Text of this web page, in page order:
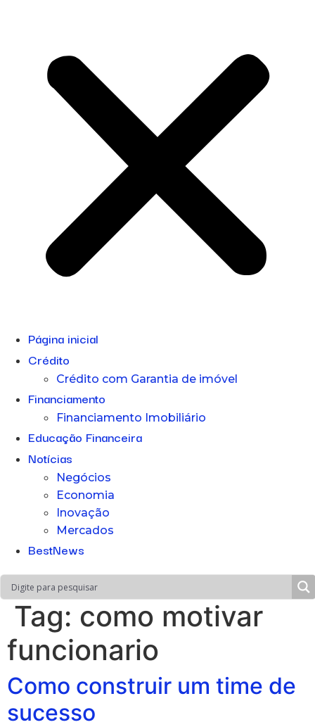
Página inicial
Crédito
Crédito com Garantia de imóvel
Financiamento
Financiamento Imobiliário
Educação Financeira
Notícias
Negócios
Economia
Inovação
Mercados
BestNews
Tag: como motivar
funcionario
Como construir um time de
sucesso